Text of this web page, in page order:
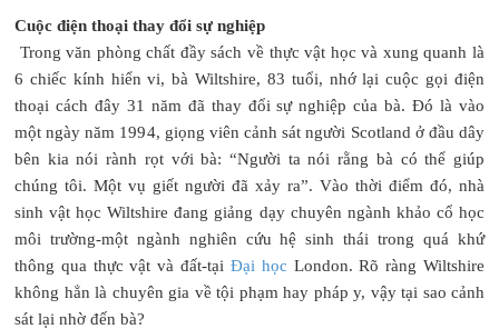
Cuộc điện thoại thay đổi sự nghiệp
Trong văn phòng chất đầy sách về thực vật học và xung quanh là
6 chiếc kính hiển vi, bà Wiltshire, 83 tuổi, nhớ lại cuộc gọi điện
thoại cách đây 31 năm đã thay đổi sự nghiệp của bà. Đó là vào
một ngày năm 1994, giọng viên cảnh sát người Scotland ở đầu dây
bên kia nói rành rọt với bà: “Người ta nói rằng bà có thể giúp
chúng tôi. Một vụ giết người đã xảy ra”. Vào thời điểm đó, nhà
sinh vật học Wiltshire đang giảng dạy chuyên ngành khảo cổ học
môi trường-một ngành nghiên cứu hệ sinh thái trong quá khứ
thông qua thực vật và đất-tại Đại học London. Rõ ràng Wiltshire
không hẳn là chuyên gia về tội phạm hay pháp y, vậy tại sao cảnh
sát lại nhờ đến bà?